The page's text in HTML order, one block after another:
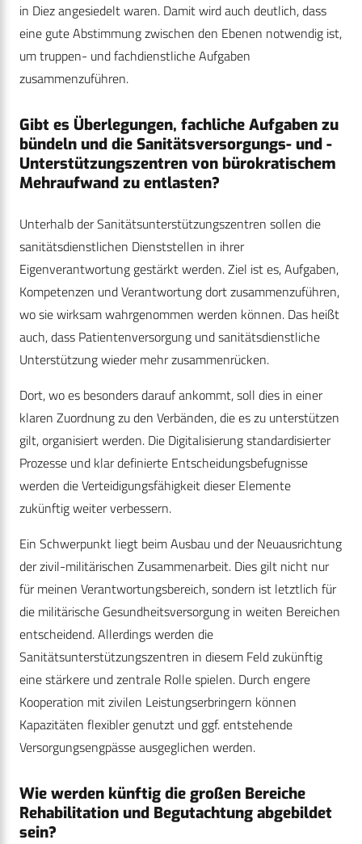
in Diez angesiedelt waren. Damit wird auch deutlich, dass
eine gute Abstimmung zwischen den Ebenen notwendig ist,
um truppen- und fachdienstliche Aufgaben
zusammenzuführen.
Gibt es Überlegungen, fachliche Aufgaben zu
bündeln und die Sanitätsversorgungs- und -
Unterstützungszentren von bürokratischem
Mehraufwand zu entlasten?
Unterhalb der Sanitätsunterstützungszentren sollen die
sanitätsdienstlichen Dienststellen in ihrer
Eigenverantwortung gestärkt werden. Ziel ist es, Aufgaben,
Kompetenzen und Verantwortung dort zusammenzuführen,
wo sie wirksam wahrgenommen werden können. Das heißt
auch, dass Patientenversorgung und sanitätsdienstliche
Unterstützung wieder mehr zusammenrücken.
Dort, wo es besonders darauf ankommt, soll dies in einer
klaren Zuordnung zu den Verbänden, die es zu unterstützen
gilt, organisiert werden. Die Digitalisierung standardisierter
Prozesse und klar definierte Entscheidungsbefugnisse
werden die Verteidigungsfähigkeit dieser Elemente
zukünftig weiter verbessern.
Ein Schwerpunkt liegt beim Ausbau und der Neuausrichtung
der zivil-militärischen Zusammenarbeit. Dies gilt nicht nur
für meinen Verantwortungsbereich, sondern ist letztlich für
die militärische Gesundheitsversorgung in weiten Bereichen
entscheidend. Allerdings werden die
Sanitätsunterstützungszentren in diesem Feld zukünftig
eine stärkere und zentrale Rolle spielen. Durch engere
Kooperation mit zivilen Leistungserbringern können
Kapazitäten flexibler genutzt und ggf. entstehende
Versorgungsengpässe ausgeglichen werden.
Wie werden künftig die großen Bereiche
Rehabilitation und Begutachtung abgebildet
sein?